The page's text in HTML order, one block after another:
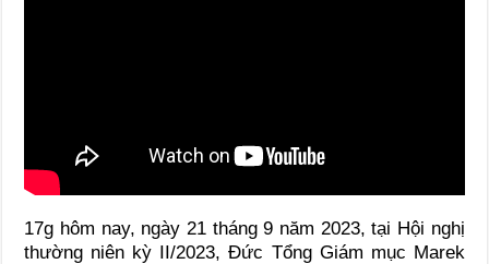
17g hôm nay, ngày 21 tháng 9 năm 2023, tại Hội nghị
thường niên kỳ II/2023, Đức Tổng Giám mục Marek